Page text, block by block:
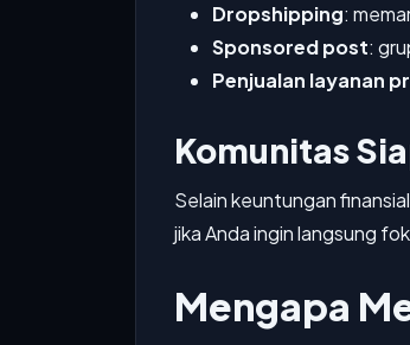
Dropshipping:
Sponsored post:
Penjualan layanan
Komunitas
Selain keuntungan
jika Anda ingin langsung
Mengapa